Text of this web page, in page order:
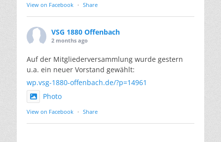
View on Facebook · Share
VSG 1880 Offenbach
2 months ago
Auf der Mitgliederversammlung wurde gestern
u.a. ein neuer Vorstand gewählt:
wp.vsg-1880-offenbach.de/?p=14961
Photo
View on Facebook · Share